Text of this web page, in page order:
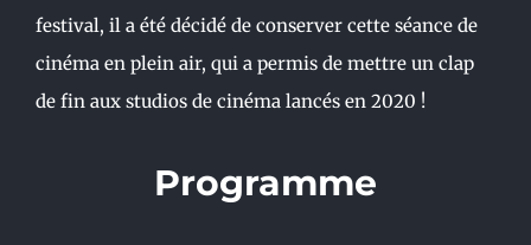
festival, il a été décidé de conserver cette séance de
cinéma en plein air, qui a permis de mettre un clap
de fin aux studios de cinéma lancés en 2020 !
Programme